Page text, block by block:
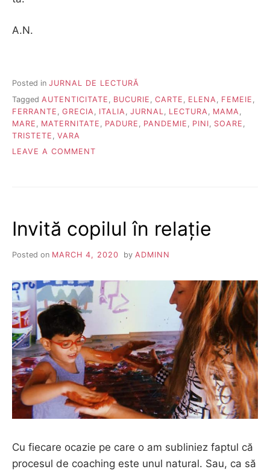
A.N.
Posted in JURNAL DE LECTURĂ
Tagged AUTENTICITATE BUCURIE CARTE ELENA FEMEIE
FERRANTE
GRECIA ITALIA JURNAL LECTURA MAMA
MARE
MATERNITATE PADURE PANDEMIE PINI SOARE
TRISTETE
VARA
LEAVE A COMMENT
Invită copilul în relație
Posted on MARCH 4, 2020 by ADMINN
Cu fiecare ocazie pe care o am subliniez faptul că
procesul de coaching este unul natural. Sau, ca să